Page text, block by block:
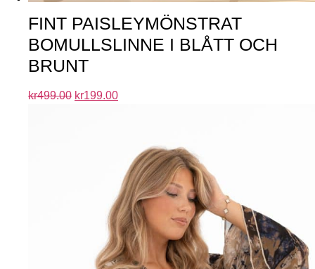
FINT PAISLEYMÖNSTRAT
BOMULLSLINNE I BLÅTT OCH
BRUNT
kr499.00 kr199.00